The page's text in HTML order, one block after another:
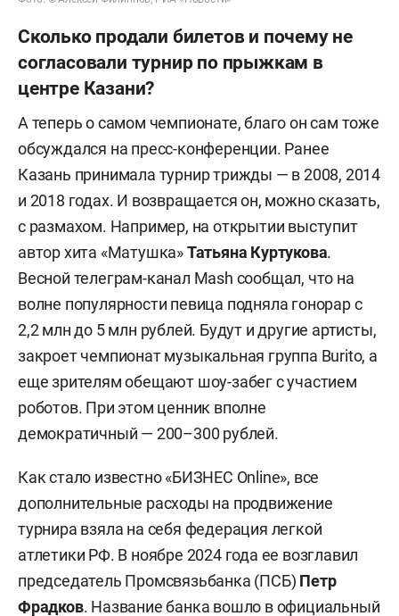
Сколько продали билетов и почему не
согласовали турнир по прыжкам в
центре Казани?
А теперь о самом чемпионате, благо он сам тоже
обсуждался на пресс-конференции. Ранее
Казань принимала турнир трижды — в 2008, 2014
и 2018 годах. И возвращается он, можно сказать,
с размахом. Например, на открытии выступит
автор хита «Матушка»Татьяна Куртукова.
Весной телеграм-канал Mash сообщал, что на
волне популярности певица подняла гонорар с
2,2 млн до 5 млн рублей. Будут и другие артисты,
закроет чемпионат музыкальная группа Burito, а
еще зрителям обещают шоу-забег с участием
роботов. При этом ценник вполне
демократичный — 200–300 рублей.
Как стало известно «БИЗНЕС Online», все
дополнительные расходы на продвижение
турнира взяла на себя федерация легкой
атлетики РФ. В ноябре 2024 года ее возглавил
председатель Промсвязьбанка (ПСБ) Петр
Фрадков. Название банка вошло в официальный